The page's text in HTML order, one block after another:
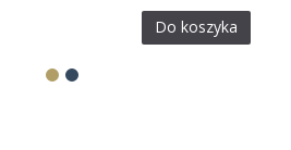
Do koszyka